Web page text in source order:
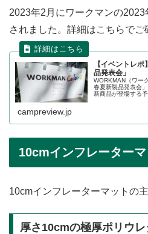
2023年2月にワークマンの
されました。詳細はこちらでご
【イベントレ
品発表会」
WORKMAN（ワー
春夏新製品発表会
新商品が登場する
campreview.jp
10cmインフレーター
10cmインフレーターマットの
厚さ10cmの極厚ポリウレ